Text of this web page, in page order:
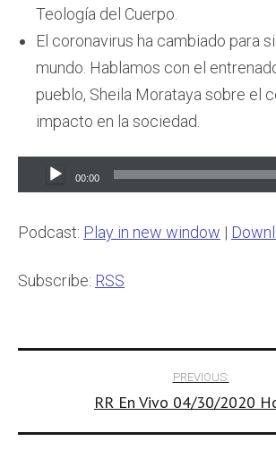
Teología del Cuerpo.
El coronavirus ha cambiado para
mundo. Hablamos con el
pueblo, Sheila Morataya sobre el
impacto en la sociedad.
Audio
Player
00:00
Podcast: Play in new window |
Subscribe: RSS
navigation
PREVIOUS:
RR En Vivo 04/30/2020